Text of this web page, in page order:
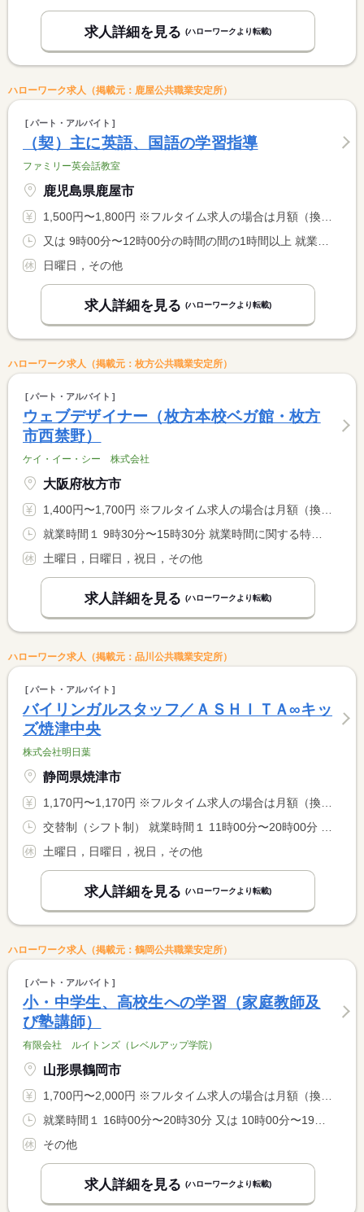
求人詳細を見る (ハローワークより転載)
ハローワーク求人（掲載元：鹿屋公共職業安定所）
パート・アルバイト
（契）主に英語、国語の学習指導
ファミリー英会話教室
鹿児島県鹿屋市
1,500円〜1,800円 ※フルタイム求人の場合は月額（換算額）、パート求人の場合は時間額を表示しています。
又は 9時00分〜12時00分の時間の間の1時間以上 就業時間に関する特記事項 夏季講座の時間帯の１時間だけでも応募可能。ご相談下さい。
日曜日，その他
求人詳細を見る (ハローワークより転載)
ハローワーク求人（掲載元：枚方公共職業安定所）
パート・アルバイト
ウェブデザイナー（枚方本校ベガ館・枚方
市西禁野）
ケイ・イー・シー 株式会社
大阪府枚方市
1,400円〜1,700円 ※フルタイム求人の場合は月額（換算額）、パート求人の場合は時間額を表示しています。
就業時間１ 9時30分〜15時30分 就業時間に関する特記事項 週３０時間未満の勤務
土曜日，日曜日，祝日，その他
求人詳細を見る (ハローワークより転載)
ハローワーク求人（掲載元：品川公共職業安定所）
パート・アルバイト
バイリンガルスタッフ／ＡＳＨＩＴＡ∞キッ
ズ焼津中央
株式会社明日葉
静岡県焼津市
1,170円〜1,170円 ※フルタイム求人の場合は月額（換算額）、パート求人の場合は時間額を表示しています。
交替制（シフト制） 就業時間１ 11時00分〜20時00分 就業時間２ 8時00分〜17時00分 就業時間に関する特記事項 （１）学校のある【平日】実働６ｈ〜 <BR> （２）学校のない日【長期休業期間】実働６ｈ〜 <BR> シフト制・週３日〜ＯＫ
土曜日，日曜日，祝日，その他
求人詳細を見る (ハローワークより転載)
ハローワーク求人（掲載元：鶴岡公共職業安定所）
パート・アルバイト
小・中学生、高校生への学習（家庭教師及
び塾講師）
有限会社 ルイトンズ（レベルアップ学院）
山形県鶴岡市
1,700円〜2,000円 ※フルタイム求人の場合は月額（換算額）、パート求人の場合は時間額を表示しています。
就業時間１ 16時00分〜20時30分 又は 10時00分〜19時00分の時間の間の2時間程度 就業時間に関する特記事項 就業時間については相談に応じます。 <BR> １週間２０時間以内から始めてもらいます。
その他
求人詳細を見る (ハローワークより転載)